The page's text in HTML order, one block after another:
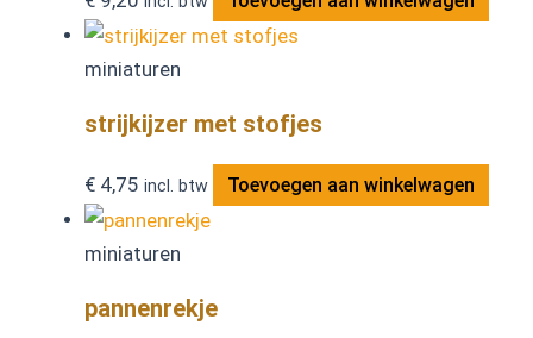
miniaturen
strijkijzer met stofjes
€ 4,75 incl. btw Toevoegen aan winkelwagen
miniaturen
pannenrekje